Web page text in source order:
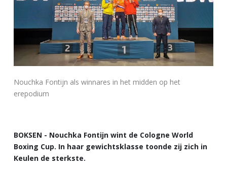
Nouchka Fontijn als winnares in het midden op het
erepodium
BOKSEN - Nouchka Fontijn wint de Cologne World
Boxing Cup. In haar gewichtsklasse toonde zij zich in
Keulen de sterkste.